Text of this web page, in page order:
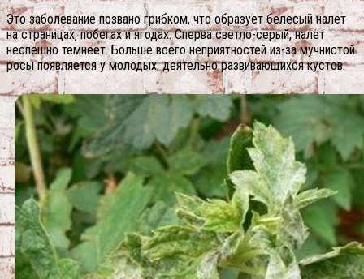
Это заболевание позвано грибком, что образует белесый налет
на страницах, побегах и ягодах. Сперва светло-серый, налет
неспешно темнеет. Больше всего неприятностей из-за мучнистой
росы появляется у молодых, деятельно развивающихся кустов.